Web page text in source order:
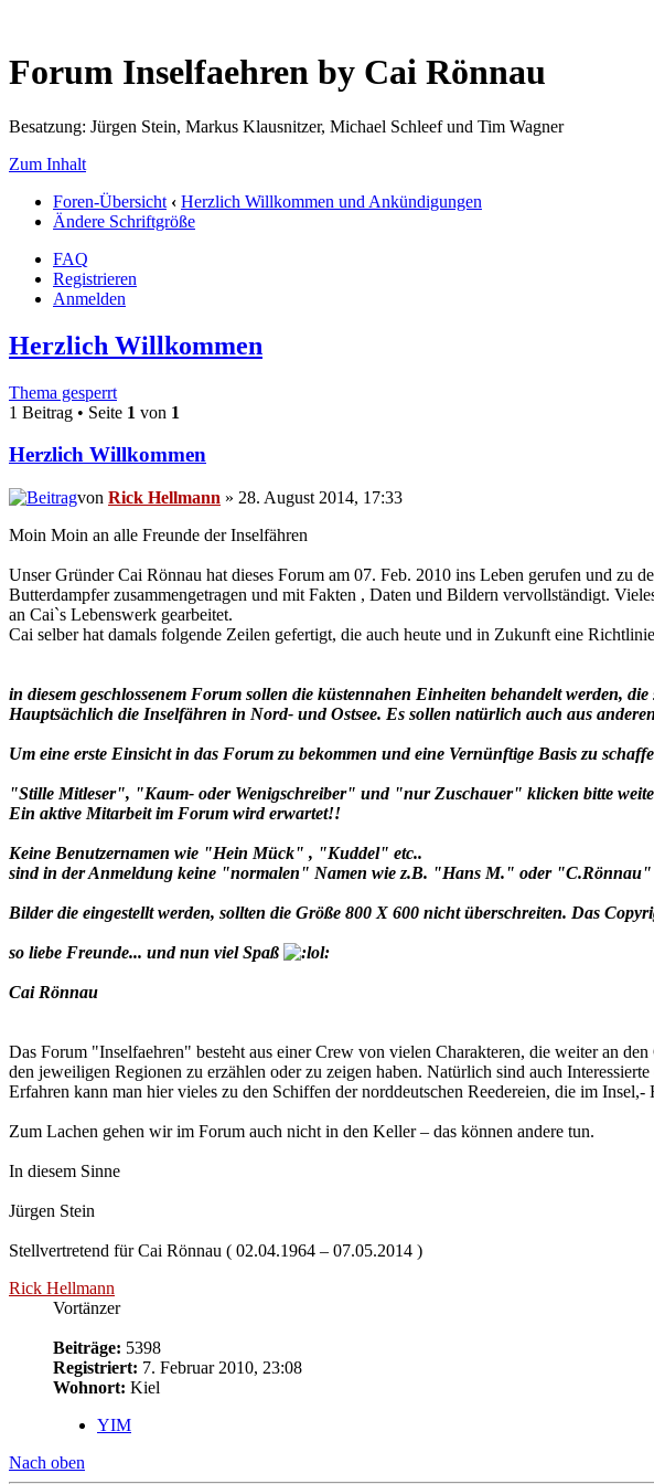
Forum Inselfaehren by Cai Rönnau
Besatzung: Jürgen Stein, Markus Klausnitzer, Michael Schleef und Tim Wagner
Zum Inhalt
Foren-Übersicht ‹ Herzlich Willkommen und Ankündigungen
Ändere Schriftgröße
FAQ
Registrieren
Anmelden
Herzlich Willkommen
Thema gesperrt
1 Beitrag • Seite 1 von 1
Herzlich Willkommen
von Rick Hellmann » 28. August 2014, 17:33
Moin Moin an alle Freunde der Inselfähren
Unser Gründer Cai Rönnau hat dieses Forum am 07. Feb. 2010 ins Leben gerufen und zu
Butterdampfer zusammengetragen und mit Fakten , Daten und Bildern vervollständigt.
an Cai`s Lebenswerk gearbeitet.
Cai selber hat damals folgende Zeilen gefertigt, die auch heute und in Zukunft eine
in diesem geschlossenem Forum sollen die küstennahen Einheiten behandelt werden,
Hauptsächlich die Inselfähren in Nord- und Ostsee. Es sollen natürlich auch aus
Um eine erste Einsicht in das Forum zu bekommen und eine Vernünftige Basis zu
"Stille Mitleser", "Kaum- oder Wenigschreiber" und "nur Zuschauer" klicken bitte
Ein aktive Mitarbeit im Forum wird erwartet!!
Keine Benutzernamen wie "Hein Mück" , "Kuddel" etc..
sind in der Anmeldung keine "normalen" Namen wie z.B. "Hans M." oder "C.Rönnau"
Bilder die eingestellt werden, sollten die Größe 800 X 600 nicht überschreiten. Das
so liebe Freunde... und nun viel Spaß
Cai Rönnau
Das Forum "Inselfaehren" besteht aus einer Crew von vielen Charakteren, die weiter an
den jeweiligen Regionen zu erzählen oder zu zeigen haben. Natürlich sind auch
Erfahren kann man hier vieles zu den Schiffen der norddeutschen Reedereien, die im
Zum Lachen gehen wir im Forum auch nicht in den Keller – das können andere tun.
In diesem Sinne
Jürgen Stein
Stellvertretend für Cai Rönnau ( 02.04.1964 – 07.05.2014 )
Rick Hellmann
Vortänzer
Beiträge: 5398
Registriert: 7. Februar 2010, 23:08
Wohnort: Kiel
YIM
Nach oben